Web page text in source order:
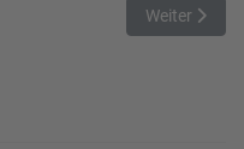
nicht belohntNächster
Weiter